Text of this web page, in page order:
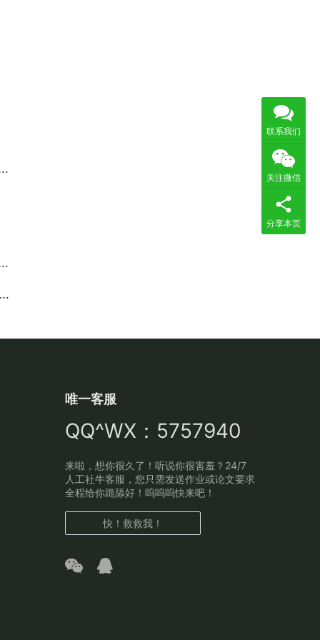
唯一客服
QQ^WX：5757940
来啦，想你很久了！听说你很害羞？24/7
人工社牛客服，您只需发送作业或论文要求
全程给你跪舔好！呜呜呜快来吧！
快！救救我！
联系我们
关注微信
分享本页